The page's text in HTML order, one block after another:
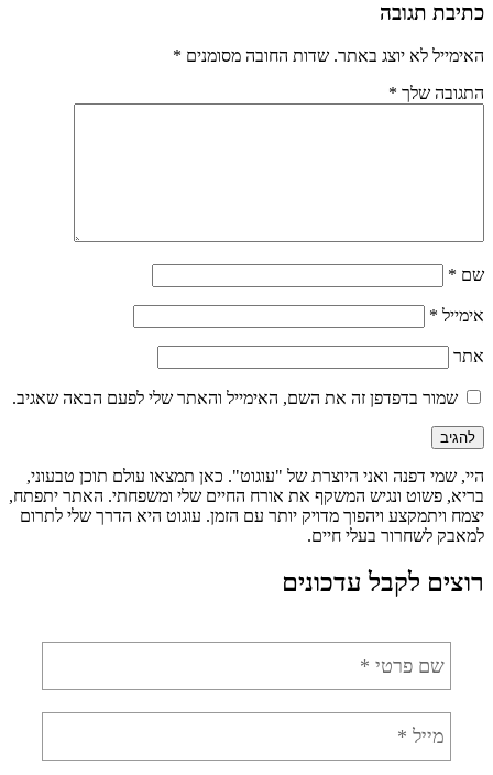
כתיבת תגובה
האימייל לא יוצג באתר. שדות החובה מסומנים *
התגובה שלך *
שם *
אימייל *
אתר
שמור בדפדפן זה את השם, האימייל והאתר שלי לפעם הבאה שאגיב.
היי, שמי דפנה ואני היוצרת של "עוגוט". כאן תמצאו עולם תוכן טבעוני,
בריא, פשוט ונגיש המשקף את אורח החיים שלי ומשפחתי. האתר יתפתח,
יצמח ויתמקצע ויהפוך מדויק יותר עם הזמן. עוגוט היא הדרך שלי לתרום
למאבק לשחרור בעלי חיים.
רוצים לקבל עדכונים